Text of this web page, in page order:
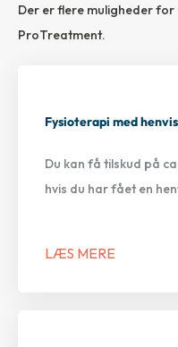
Der er flere muligheder
ProTreatment.
Fysioterapi med
Du kan få tilskud på
hvis du har fået en
LÆS MERE